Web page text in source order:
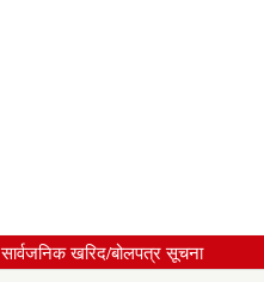
सार्वजनिक खरिद/बोलपत्र सूचना